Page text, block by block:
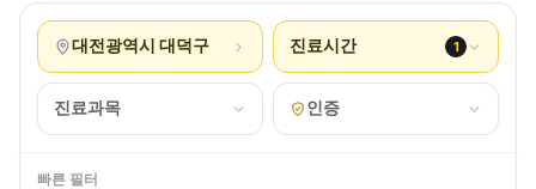
대전광역시 대덕구 진료시간 1
진료과목 인증
빠른 필터